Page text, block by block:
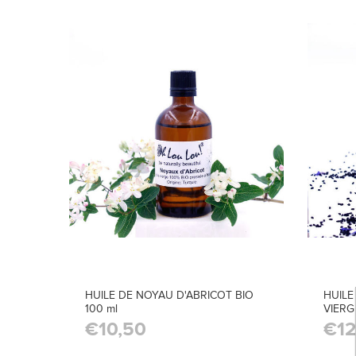
HUILE DE NOYAU D'ABRICOT BIO
100 ml
€10,50